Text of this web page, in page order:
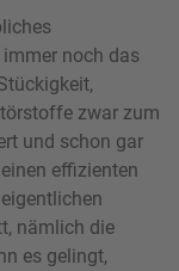
noch das
zwar zum
und schon gar
effizienten
nämlich die
es gelingt,